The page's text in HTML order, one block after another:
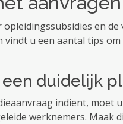
en
vindt u een aantal tips
een duidelijk
indient, moet
werknemers. Maak